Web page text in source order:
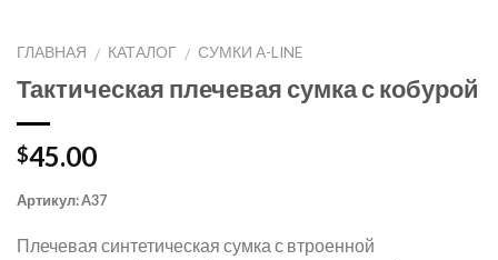
ГЛАВНАЯ / КАТАЛОГ / СУМКИ A-LINE
Тактическая плечевая сумка с кобурой
$45.00
Артикул:A37
Плечевая синтетическая сумка с втроенной